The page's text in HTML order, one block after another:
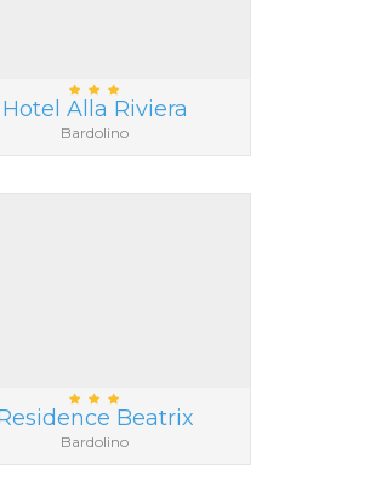
Hotel Alla Riviera
Bardolino
Beatrix
Bardolino